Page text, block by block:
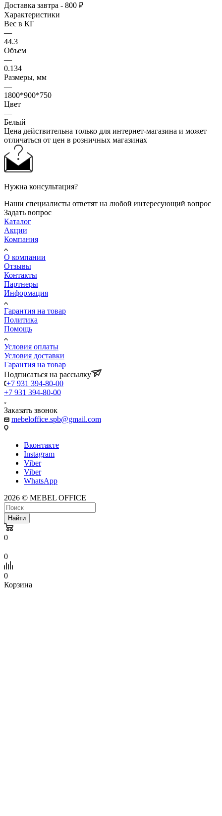
Доставка завтра - 800 ₽
Характеристики
Вес в КГ
—
44.3
Объем
—
0.134
Размеры, мм
—
1800*900*750
Цвет
—
Белый
Цена действительна только для интернет-магазина и может
отличаться от цен в розничных магазинах
Нужна консультация?
Наши специалисты ответят на любой интересующий вопрос
Задать вопрос
Каталог
Акции
Компания
О компании
Отзывы
Контакты
Партнеры
Информация
Гарантия на товар
Политика
Помощь
Условия оплаты
Условия доставки
Гарантия на товар
Подписаться на рассылку
+7 931 394-80-00
+7 931 394-80-00
Заказать звонок
mebeloffice.spb@gmail.com
Вконтакте
Instagram
Viber
Viber
WhatsApp
2026 © MEBEL OFFICE
Найти
0
0
0
Корзина